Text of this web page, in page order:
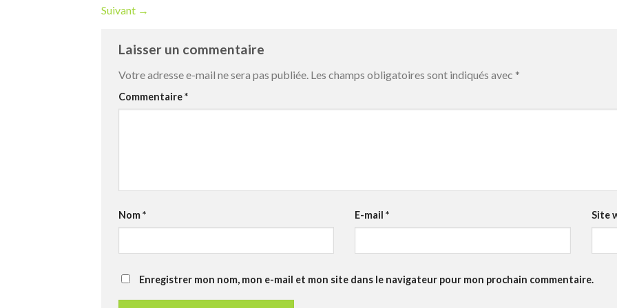
Suivant →
Laisser un commentaire
Votre adresse e-mail ne sera pas publiée. Les champs obligatoires sont indiqués avec *
Commentaire*
Nom* E-mail* Site
Enregistrer mon nom, mon e-mail et mon site dans le navigateur pour mon prochain commentaire.